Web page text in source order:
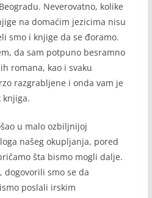
Neverovatno, kolike
na domaćim jezicima nisu
smo i knjige da se đoramo.
da sam potpuno besramno
romana, kao i svaku
razgrabljene i onda vam je
knjiga.
u malo ozbiljnijoj
našeg okupljanja, pored
šta bismo mogli dalje.
dogovorili smo se da
poslali irskim